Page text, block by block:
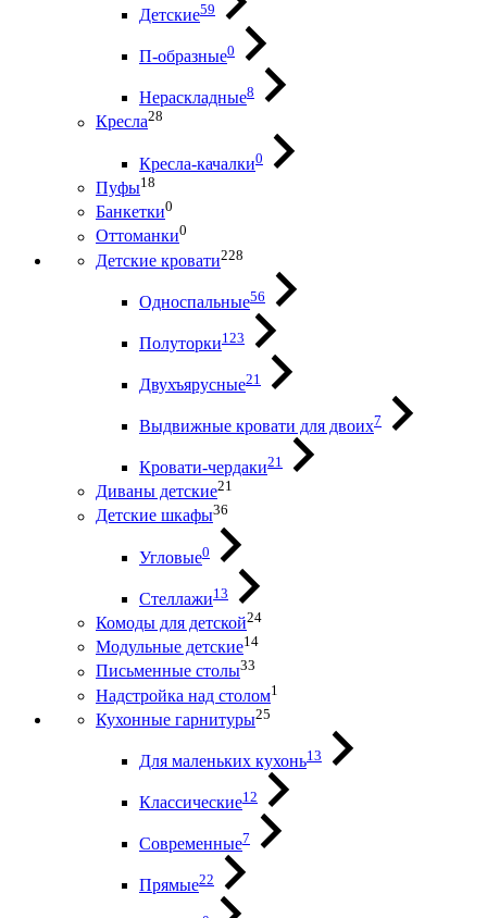
Детские59
П-образные0
Нераскладные8
Кресла28
Кресла-качалки0
Пуфы18
Банкетки0
Оттоманки0
Детские кровати228
Односпальные56
Полуторки123
Двухъярусные21
Выдвижные кровати для двоих7
Кровати-чердаки21
Диваны детские21
Детские шкафы36
Угловые0
Стеллажи13
Комоды для детской24
Модульные детские14
Письменные столы33
Надстройка над столом1
Кухонные гарнитуры25
Для маленьких кухонь13
Классические12
Современные7
Прямые22